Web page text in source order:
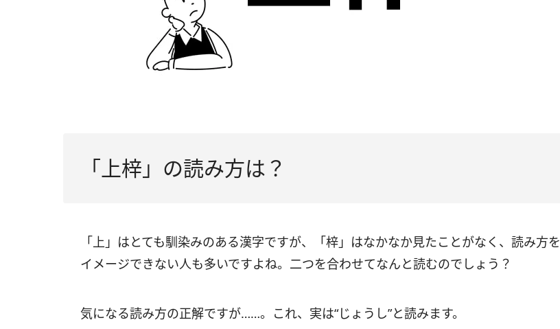
「上梓」の読み方は？
「上」はとても馴染みのある漢字ですが、「梓」はなかなか見たことがなく、読み方を
イメージできない人も多いですよね。二つを合わせてなんと読むのでしょう？
気になる読み方の正解ですが……。これ、実は“じょうし”と読みます。